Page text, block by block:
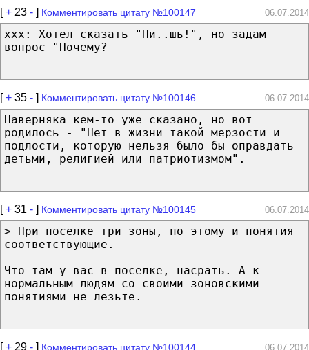
[+ 23 - ] Комментировать цитату №100147 06.07.2014
ххх: Хотел сказать "Пи..шь!", но задам
вопрос "Почему?
[+ 35 - ] Комментировать цитату №100146 06.07.2014
Наверняка кем-то уже сказано, но вот
родилось - "Нет в жизни такой мерзости и
подлости, которую нельзя было бы оправдать
детьми, религией или патриотизмом".
[+ 31 - ] Комментировать цитату №100145 06.07.2014
> При поселке три зоны, по этому и понятия
соответствующие.
Что там у вас в поселке, насрать. А к
нормальным людям со своими зоновскими
понятиями не лезьте.
[+ 29 - ] Комментировать цитату №100144 06.07.2014